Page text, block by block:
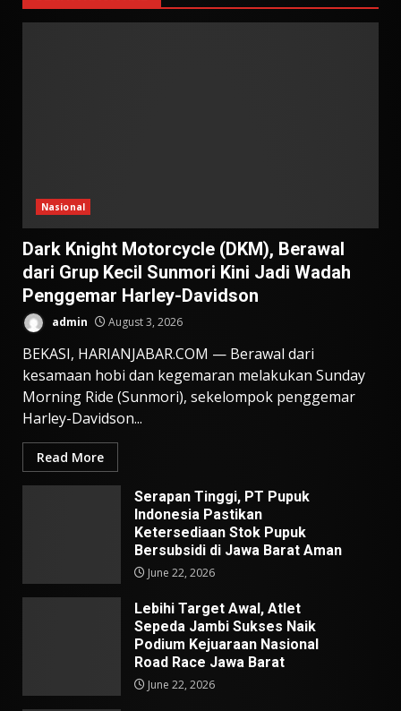
Nasional
Dark Knight Motorcycle (DKM), Berawal
dari Grup Kecil Sunmori Kini Jadi Wadah
Penggemar Harley-Davidson
admin August 3, 2026
BEKASI, HARIANJABAR.COM — Berawal dari
kesamaan hobi dan kegemaran melakukan Sunday
Morning Ride (Sunmori), sekelompok penggemar
Harley-Davidson...
Read More
Serapan Tinggi, PT Pupuk
Indonesia Pastikan
Ketersediaan Stok Pupuk
Bersubsidi di Jawa Barat Aman
June 22, 2026
Lebihi Target Awal, Atlet
Sepeda Jambi Sukses Naik
Podium Kejuaraan Nasional
Road Race Jawa Barat
June 22, 2026